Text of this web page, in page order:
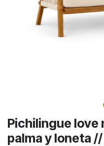
Pichilingue love
palma y loneta